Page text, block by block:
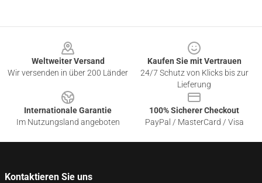
Weltweiter Versand
Wir versenden in über 200 Länder
Kaufen Sie mit Vertrauen
24/7 Schutz von Klicks bis zur
Lieferung
Internationale Garantie
Im Nutzungsland angeboten
100% Sicherer Checkout
PayPal / MasterCard / Visa
Kontaktieren Sie uns